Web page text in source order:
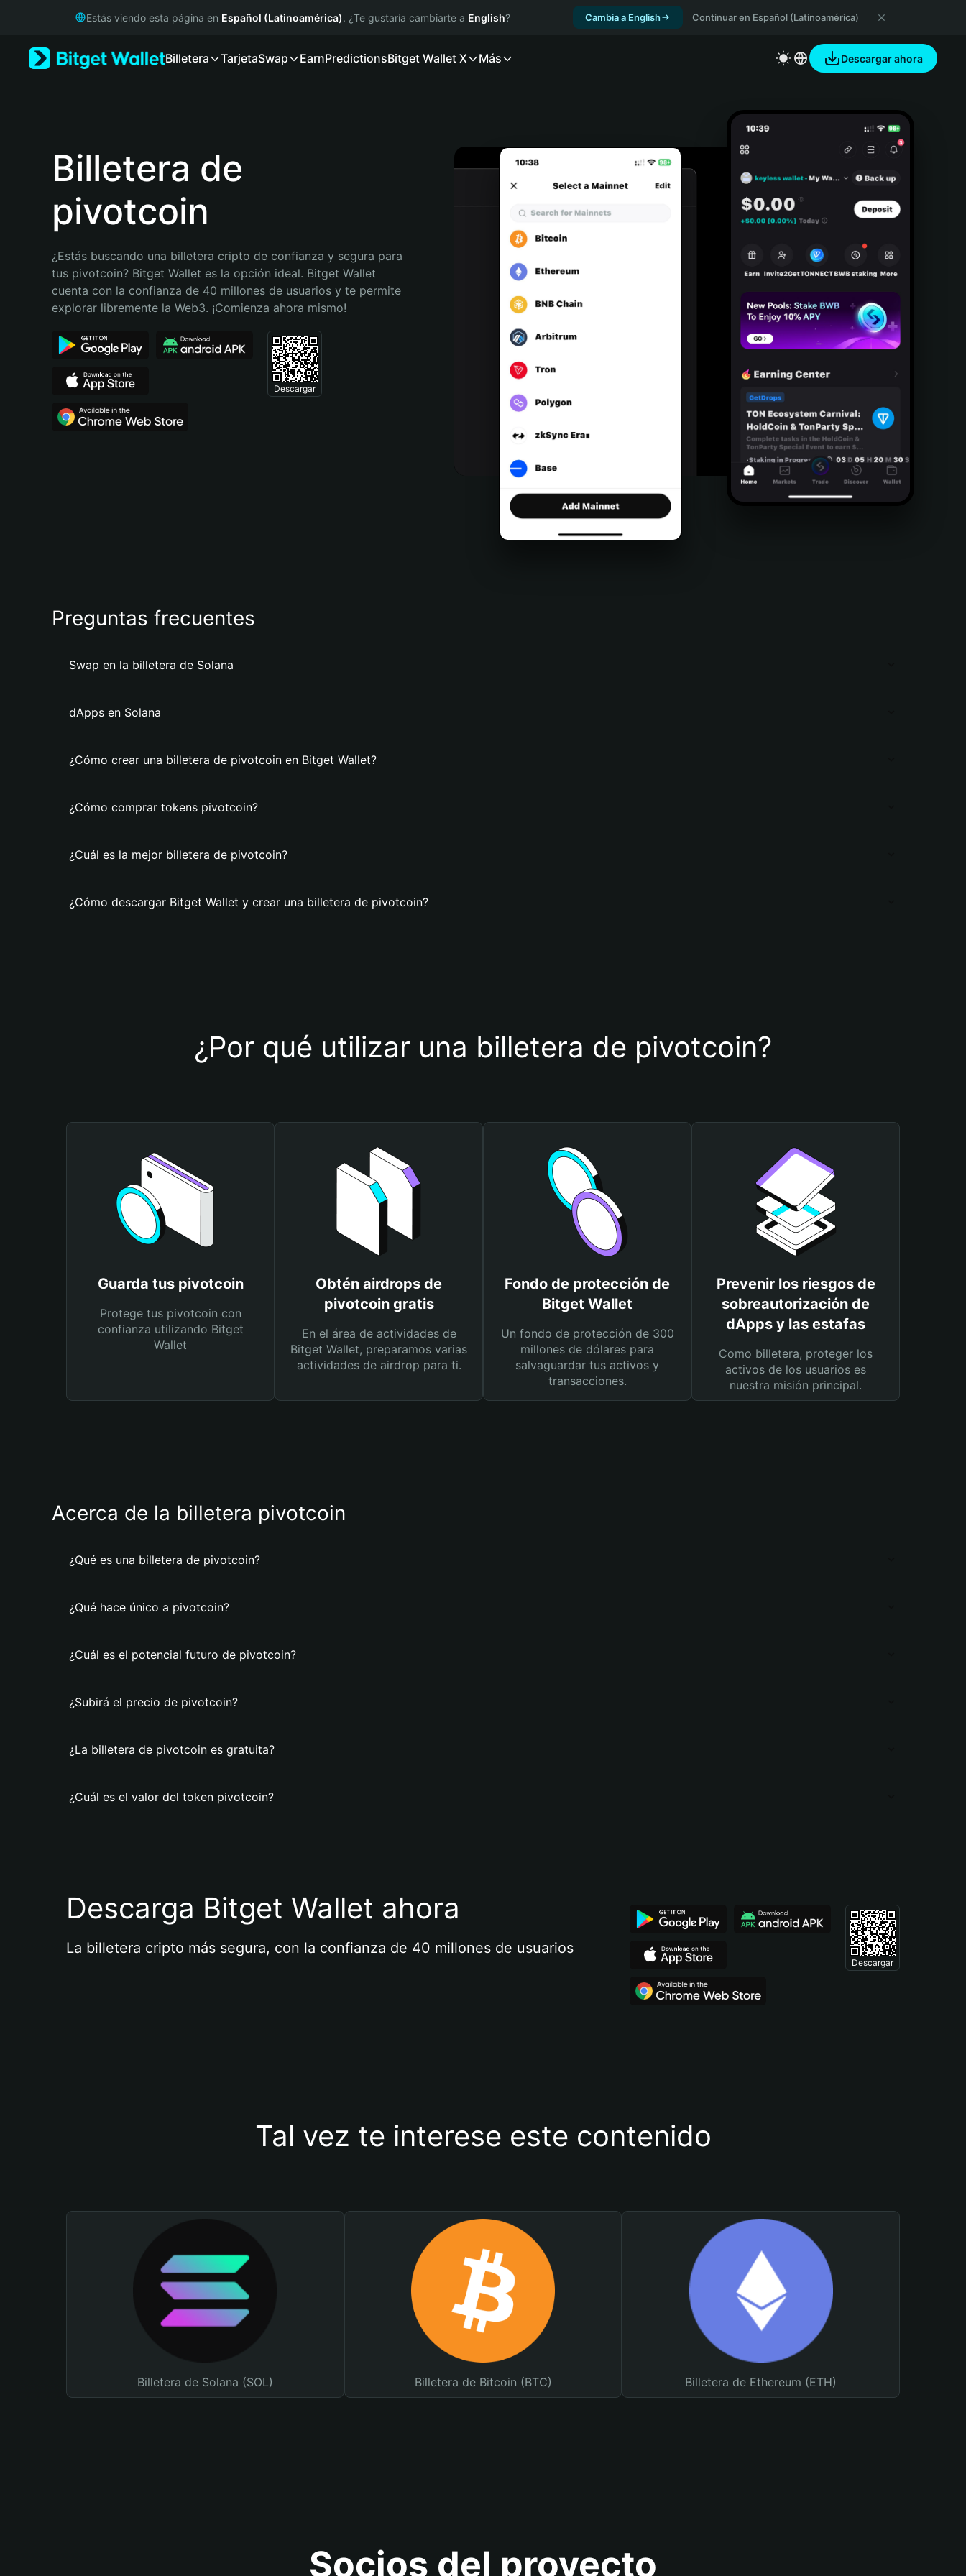
Русский
Português (Portugal)
Bahasa Indonesia
Português (Brasil)
Español (Argentina)
Estás viendo esta página en Español (Latinoamérica). ¿Te gustaría cambiarte a English? Cambia a English Continuar en Español (Latinoamérica)
Billetera TarjetaSwap EarnPredictionsBitget Wallet X Más Descargar ahora
Billetera de
pivotcoin
¿Estás buscando una billetera cripto de confianza y segura para
tus pivotcoin? Bitget Wallet es la opción ideal. Bitget Wallet
cuenta con la confianza de 40 millones de usuarios y te permite
explorar libremente la Web3. ¡Comienza ahora mismo!
Descargar
Preguntas frecuentes
Swap en la billetera de Solana
dApps en Solana
¿Cómo crear una billetera de pivotcoin en Bitget Wallet?
¿Cómo comprar tokens pivotcoin?
¿Cuál es la mejor billetera de pivotcoin?
¿Cómo descargar Bitget Wallet y crear una billetera de pivotcoin?
¿Por qué utilizar una billetera de pivotcoin?
Guarda tus pivotcoin
Protege tus pivotcoin con
confianza utilizando Bitget
Wallet
Obtén airdrops de
pivotcoin gratis
En el área de actividades de
Bitget Wallet, preparamos varias
actividades de airdrop para ti.
Fondo de protección de
Bitget Wallet
Un fondo de protección de 300
millones de dólares para
salvaguardar tus activos y
transacciones.
Prevenir los riesgos de
sobreautorización de
dApps y las estafas
Como billetera, proteger los
activos de los usuarios es
nuestra misión principal.
Acerca de la billetera pivotcoin
¿Qué es una billetera de pivotcoin?
¿Qué hace único a pivotcoin?
¿Cuál es el potencial futuro de pivotcoin?
¿Subirá el precio de pivotcoin?
¿La billetera de pivotcoin es gratuita?
¿Cuál es el valor del token pivotcoin?
Descarga Bitget Wallet ahora
La billetera cripto más segura, con la confianza de 40 millones de usuarios
Descargar
Tal vez te interese este contenido
Billetera de Solana (SOL) Billetera de Bitcoin (BTC) Billetera de Ethereum (ETH)
Socios del proyecto